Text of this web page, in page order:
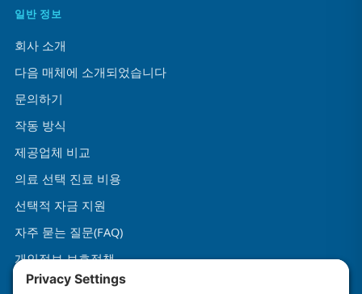
일반 정보
회사 소개
다음 매체에 소개되었습니다
문의하기
작동 방식
제공업체 비교
의료 선택 진료 비용
선택적 자금 지원
자주 묻는 질문(FAQ)
개인정보 보호정책
이용약관